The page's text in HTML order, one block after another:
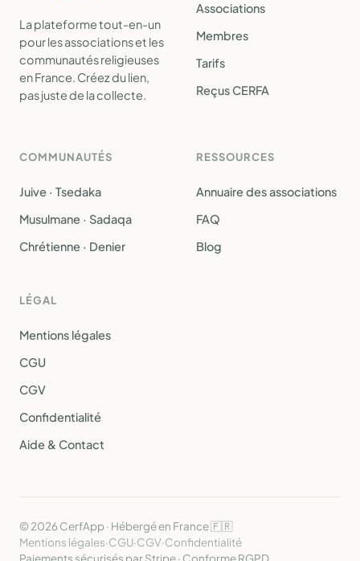
La plateforme tout-en-un
pour les associations et les
communautés religieuses
en France. Créez du lien,
pas juste de la collecte.
Associations
Membres
Tarifs
Reçus CERFA
COMMUNAUTÉS
Juive · Tsedaka
Musulmane · Sadaqa
Chrétienne · Denier
RESSOURCES
Annuaire des associations
FAQ
Blog
LÉGAL
Mentions légales
CGU
CGV
Confidentialité
Aide & Contact
© 2026 CerfApp · Hébergé en France 🇫🇷
Mentions légales·CGU·CGV·Confidentialité
Paiements sécurisés par Stripe · Conforme RGPD